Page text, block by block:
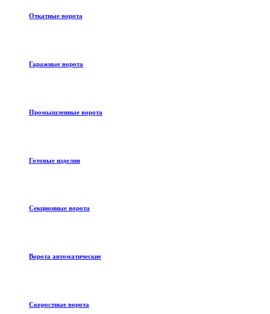
Откатные ворота
Гаражные ворота
Промышленные ворота
Готовые изделия
Секционные ворота
Ворота автоматические
Скоростные ворота